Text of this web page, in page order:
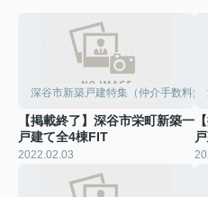
深谷市新築戸建特集（仲介手数料無
【掲載終了】深谷市栄町新築一
戸建て全4棟FIT
2022.02.03